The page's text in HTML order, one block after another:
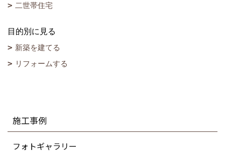
二世帯住宅
目的別に見る
新築を建てる
リフォームする
施工事例
フォトギャラリー